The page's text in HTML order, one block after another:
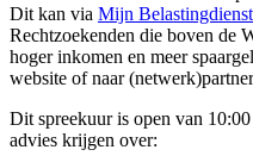
Dit kan via Mijn
Rechtzoekenden die boven de
hoger inkomen en meer
website of naar
Dit spreekuur is open van
advies krijgen over: